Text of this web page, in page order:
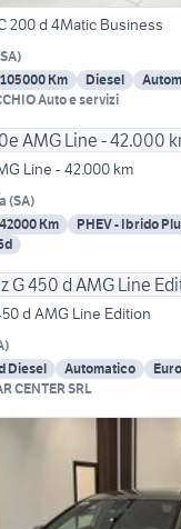
200 d 4Matic Business
SA)
105000 Km Diesel
Auto e servizi
Line - 42.000 km
(SA)
42000 Km
PHEV - Ibrido
d AMG Line Edition
)
Diesel Automatico
CENTER SRL